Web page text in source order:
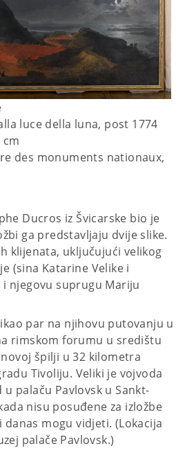
luce della luna, post 1774
cm
des monuments nationaux,
Ducros iz Švicarske bio je
ga predstavljaju dvije slike.
klijenata, uključujući velikog
(sina Katarine Velike i
i njegovu suprugu Mariju
par na njihovu putovanju u
rimskom forumu u središtu
špilji u 32 kilometra
Tivoliju. Veliki je vojvoda
palaču Pavlovsk u Sankt-
nisu posuđene za izložbe
mogu vidjeti. (Lokacija
palače Pavlovsk.)